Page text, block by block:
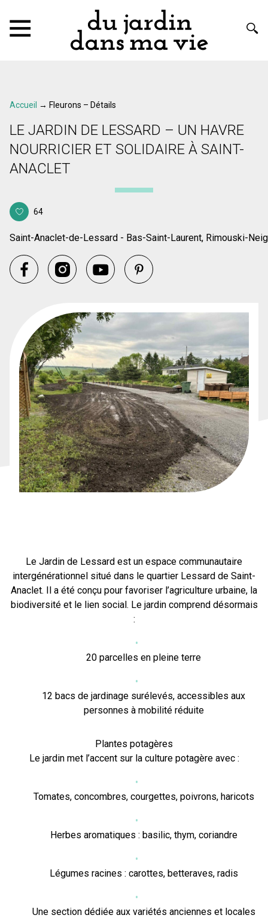
Accueil → Fleurons – Détails
LE JARDIN DE LESSARD – UN HAVRE
NOURRICIER ET SOLIDAIRE À SAINT-
ANACLET
64
Saint-Anaclet-de-Lessard - Bas-Saint-Laurent, Rimouski-
Le Jardin de Lessard est un espace communautaire
intergénérationnel situé dans le quartier Lessard de Saint-
Anaclet. Il a été conçu pour favoriser l’agriculture urbaine, la
biodiversité et le lien social. Le jardin comprend désormais
:
20 parcelles en pleine terre
12 bacs de jardinage surélevés, accessibles aux
personnes à mobilité réduite
Plantes potagères
Le jardin met l’accent sur la culture potagère avec :
Tomates, concombres, courgettes, poivrons, haricots
Herbes aromatiques : basilic, thym, coriandre
Légumes racines : carottes, betteraves, radis
Une section dédiée aux variétés anciennes et locales